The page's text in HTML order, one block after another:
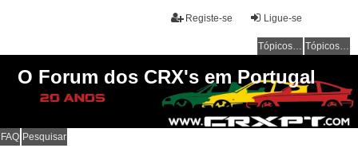
Ligue-se
Registe-se
Tópicos sem resposta Tópicos ativos
O Forum dos CRX's em Portugal
FAQ Pesquisar